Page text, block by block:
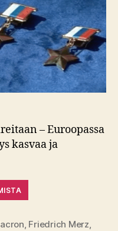
natsivaltakuntaa
– Euroopassa
kasvaa ja
, Friedrich Merz,